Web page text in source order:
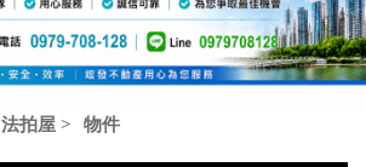
法拍屋 > 物件